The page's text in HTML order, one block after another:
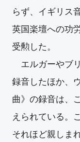
らず、イギリス
英国楽壇への功
受勲した。
エルガーやブ
録音したほか、
曲》の録音は、
えられている。
それほど親しま